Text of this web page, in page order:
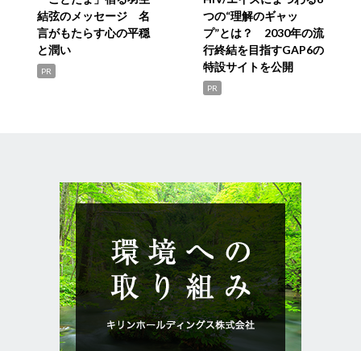
結弦のメッセージ 名
言がもたらす心の平穏
と潤い
PR
つの“理解のギャッ
プ”とは？ 2030年の流
行終結を目指すGAP6の
特設サイトを公開
PR